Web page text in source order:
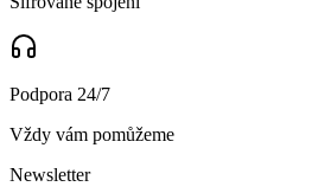
Podpora 24/7
Vždy vám pomůžeme
Newsletter